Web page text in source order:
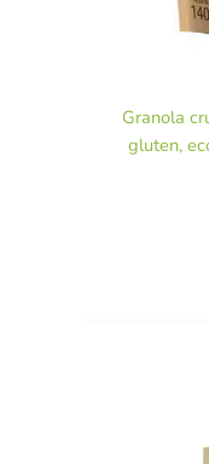
Granola
gluten,